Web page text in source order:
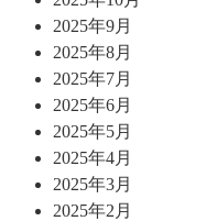
2025年9月
2025年8月
2025年7月
2025年6月
2025年5月
2025年4月
2025年3月
2025年2月